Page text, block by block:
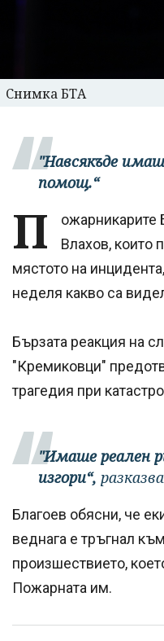
Снимка БТА
"Навсякъде
помощ.“
П
ожарникарите
Влахов, които
мястото на
неделя какво са
Бързата реакция на
"Кремиковци"
трагедия при
"Имаше реален
изгори“,
Благоев обясни, че
веднага е тръгнал
произшествието,
Пожарната им.